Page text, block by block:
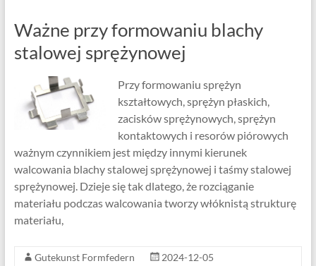
Ważne przy formowaniu blachy
stalowej sprężynowej
Przy formowaniu sprężyn
kształtowych, sprężyn płaskich,
zacisków sprężynowych, sprężyn
kontaktowych i resorów piórowych
ważnym czynnikiem jest między innymi kierunek
walcowania blachy stalowej sprężynowej i taśmy stalowej
sprężynowej. Dzieje się tak dlatego, że rozciąganie
materiału podczas walcowania tworzy włóknistą strukturę
materiału,
Gutekunst Formfedern
2024-12-05